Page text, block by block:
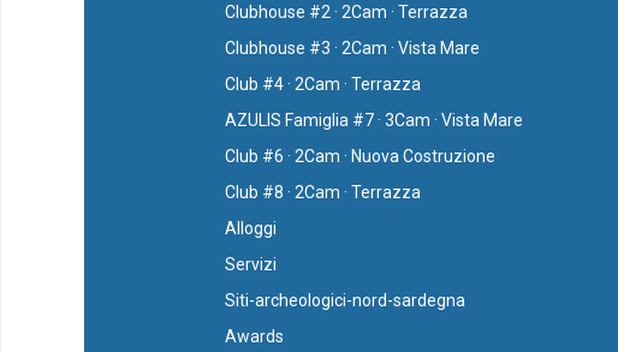
Clubhouse #2 · 2Cam · Terrazza
Clubhouse #3 · 2Cam · Vista Mare
Club #4 · 2Cam · Terrazza
AZULIS Famiglia #7 · 3Cam · Vista Mare
Club #6 · 2Cam · Nuova Costruzione
Club #8 · 2Cam · Terrazza
Alloggi
Servizi
Siti-archeologici-nord-sardegna
Awards